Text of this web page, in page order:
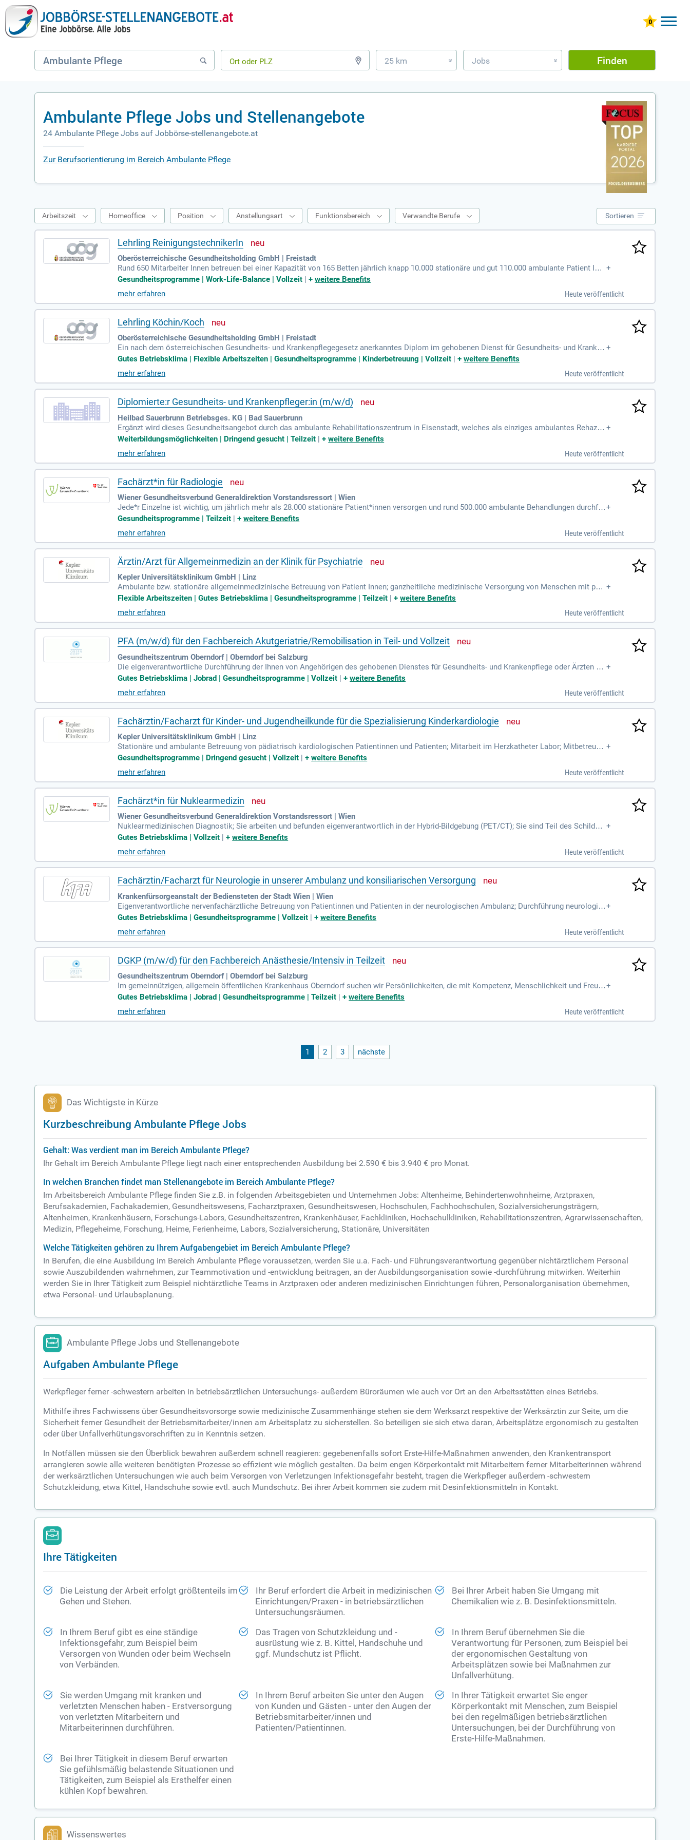
25 km » Jobs » Finden
Ambulante Pflege Jobs und Stellenangebote
24 Ambulante Pflege Jobs auf Jobbörse-stellenangebote.at
Zur Berufsorientierung im Bereich Ambulante Pflege
Arbeitszeit Homeoffice Position Anstellungsart Funktionsbereich Verwandte Berufe Sortieren
Lehrling ReinigungstechnikerIn
Oberösterreichische Gesundheitsholding GmbH | Freistadt
Rund 650 Mitarbeiter Innen betreuen bei einer Kapazität von 165 Betten jährlich knapp 10.000 stationäre und gut 110.000 ambulante Patient Inn
en. Dein Lehrberuf Reinigungstechniker? Genau deins!
+
Gesundheitsprogramme | Work-Life-Balance | Vollzeit |+weitere Benefits
mehr erfahren
Heute veröffentlicht
Lehrling Köchin/Koch
Oberösterreichische Gesundheitsholding GmbH | Freistadt
Ein nach dem österreichischen Gesundheits- und Krankenpflegegesetz anerkanntes Diplom im gehobenen Dienst für Gesundheits- und Kranken
pflege; Abgeschlossene Sonderausbildung in der Pflege im Operationsbereich (bzw. die Bereitschaft diese ehestmöglich
+
Gutes Betriebsklima | Flexible Arbeitszeiten | Gesundheitsprogramme | Kinderbetreuung | Vollzeit |+weitere Benefits
mehr erfahren
Heute veröffentlicht
Diplomierte:r Gesundheits- und Krankenpfleger:in (m/w/d)
Heilbad Sauerbrunn Betriebsges. KG | Bad Sauerbrunn
Ergänzt wird dieses Gesundheitsangebot durch das ambulante Rehabilitationszentrum in Eisenstadt, welches als einziges ambulantes Rehazen
trum im Burgenland einen wertvollen Beitrag zur Gesundheitsvorsorge in der Region leistet.
+
Weiterbildungsmöglichkeiten | Dringend gesucht | Teilzeit |+weitere Benefits
mehr erfahren
Heute veröffentlicht
Fachärzt*in für Radiologie
Wiener Gesundheitsverbund Generaldirektion Vorstandsressort | Wien
Jede*r Einzelne ist wichtig, um jährlich mehr als 28.000 stationäre Patient*innen versorgen und rund 500.000 ambulante Behandlungen durchfü
hren zu können. Jetzt Teil der Klinik Hietzing werden!
+
Gesundheitsprogramme | Teilzeit |+weitere Benefits
mehr erfahren
Heute veröffentlicht
Ärztin/Arzt für Allgemeinmedizin an der Klinik für Psychiatrie
Kepler Universitätsklinikum GmbH | Linz
Ambulante bzw. stationäre allgemeinmedizinische Betreuung von Patient Innen; ganzheitliche medizinische Versorgung von Menschen mit psy
chiatrischen Erkrankungen und Suchterkrankungen; zentrale ärztliche Ansprechperson für Patient Innen im stationären
+
Flexible Arbeitszeiten | Gutes Betriebsklima | Gesundheitsprogramme | Teilzeit |+weitere Benefits
mehr erfahren
Heute veröffentlicht
PFA (m/w/d) für den Fachbereich Akutgeriatrie/Remobilisation in Teil- und Vollzeit
Gesundheitszentrum Oberndorf | Oberndorf bei Salzburg
Die eigenverantwortliche Durchführung der Ihnen von Angehörigen des gehobenen Dienstes für Gesundheits- und Krankenpflege oder Ärzten üb
ertragenen Aufgaben der Pflegefachassistenz gemäß §83a GuKG; Selbstständiges Arbeiten in einem Team nach dem Pflegeprozess
+
Gutes Betriebsklima | Jobrad | Gesundheitsprogramme | Vollzeit |+weitere Benefits
mehr erfahren
Heute veröffentlicht
Fachärztin/Facharzt für Kinder- und Jugendheilkunde für die Spezialisierung Kinderkardiologie
Kepler Universitätsklinikum GmbH | Linz
Stationäre und ambulante Betreuung von pädiatrisch kardiologischen Patientinnen und Patienten; Mitarbeit im Herzkatheter Labor; Mitbetreuun
g von pädiatrisch kardiologischen Intensivpatientinnen und Intensivpatienten; fetale / pränatale Untersuchungen;
+
Gesundheitsprogramme | Dringend gesucht | Vollzeit |+weitere Benefits
mehr erfahren
Heute veröffentlicht
Fachärzt*in für Nuklearmedizin
Wiener Gesundheitsverbund Generaldirektion Vorstandsressort | Wien
Nuklearmedizinischen Diagnostik; Sie arbeiten und befunden eigenverantwortlich in der Hybrid-Bildgebung (PET/CT); Sie sind Teil des Schilddrü
senkompetenzzentrums und untersuchen und behandeln Patient*innen mit komplexen Schilddrüsenerkrankungen; Sie führen ambulante
+
Gutes Betriebsklima | Vollzeit |+weitere Benefits
mehr erfahren
Heute veröffentlicht
Fachärztin/Facharzt für Neurologie in unserer Ambulanz und konsiliarischen Versorgung
Krankenfürsorgeanstalt der Bediensteten der Stadt Wien | Wien
Eigenverantwortliche nervenfachärztliche Betreuung von Patientinnen und Patienten in der neurologischen Ambulanz; Durchführung neurologis
cher Untersuchungen sowie Planung, Festlegung von Diagnostik und Therapie ambulanter Versorgung; Abklärung und Behandlung
+
Gutes Betriebsklima | Gesundheitsprogramme | Vollzeit |+weitere Benefits
mehr erfahren
Heute veröffentlicht
DGKP (m/w/d) für den Fachbereich Anästhesie/Intensiv in Teilzeit
Gesundheitszentrum Oberndorf | Oberndorf bei Salzburg
Im gemeinnützigen, allgemein öffentlichen Krankenhaus Oberndorf suchen wir Persönlichkeiten, die mit Kompetenz, Menschlichkeit und Freud
e die stationäre und ambulante Versorgung in der Region Flachgau Nord sicherstellen.
+
Gutes Betriebsklima | Jobrad | Gesundheitsprogramme | Teilzeit |+weitere Benefits
mehr erfahren
Heute veröffentlicht
1 2 3 nächste
Das Wichtigste in Kürze
Kurzbeschreibung Ambulante Pflege Jobs
Gehalt: Was verdient man im Bereich Ambulante Pflege?
Ihr Gehalt im Bereich Ambulante Pflege liegt nach einer entsprechenden Ausbildung bei 2.590 € bis 3.940 € pro Monat.
In welchen Branchen findet man Stellenangebote im Bereich Ambulante Pflege?
Im Arbeitsbereich Ambulante Pflege finden Sie z.B. in folgenden Arbeitsgebieten und Unternehmen Jobs: Altenheime, Behindertenwohnheime, Arztpraxen,
Berufsakademien, Fachakademien, Gesundheitswesens, Facharztpraxen, Gesundheitswesen, Hochschulen, Fachhochschulen, Sozialversicherungsträgern,
Altenheimen, Krankenhäusern, Forschungs-Labors, Gesundheitszentren, Krankenhäuser, Fachkliniken, Hochschulkliniken, Rehabilitationszentren, Agrarwissenschaften,
Medizin, Pflegeheime, Forschung, Heime, Ferienheime, Labors, Sozialversicherung, Stationäre, Universitäten
Welche Tätigkeiten gehören zu Ihrem Aufgabengebiet im Bereich Ambulante Pflege?
In Berufen, die eine Ausbildung im Bereich Ambulante Pflege voraussetzen, werden Sie u.a. Fach- und Führungsverantwortung gegenüber nichtärztlichem Personal
sowie Auszubildenden wahrnehmen, zur Teammotivation und -entwicklung beitragen, an der Ausbildungsorganisation sowie -durchführung mitwirken. Weiterhin
werden Sie in Ihrer Tätigkeit zum Beispiel nichtärztliche Teams in Arztpraxen oder anderen medizinischen Einrichtungen führen, Personalorganisation übernehmen,
etwa Personal- und Urlaubsplanung.
Ambulante Pflege Jobs und Stellenangebote
Aufgaben Ambulante Pflege
Werkpfleger ferner -schwestern arbeiten in betriebsärztlichen Untersuchungs- außerdem Büroräumen wie auch vor Ort an den Arbeitsstätten eines Betriebs.
Mithilfe ihres Fachwissens über Gesundheitsvorsorge sowie medizinische Zusammenhänge stehen sie dem Werksarzt respektive der Werksärztin zur Seite, um die
Sicherheit ferner Gesundheit der Betriebsmitarbeiter/innen am Arbeitsplatz zu sicherstellen. So beteiligen sie sich etwa daran, Arbeitsplätze ergonomisch zu gestalten
oder über Unfallverhütungsvorschriften zu in Kenntnis setzen.
In Notfällen müssen sie den Überblick bewahren außerdem schnell reagieren: gegebenenfalls sofort Erste-Hilfe-Maßnahmen anwenden, den Krankentransport
arrangieren sowie alle weiteren benötigten Prozesse so effizient wie möglich gestalten. Da beim engen Körperkontakt mit Mitarbeitern ferner Mitarbeiterinnen während
der werksärztlichen Untersuchungen wie auch beim Versorgen von Verletzungen Infektionsgefahr besteht, tragen die Werkpfleger außerdem -schwestern
Schutzkleidung, etwa Kittel, Handschuhe sowie evtl. auch Mundschutz. Bei ihrer Arbeit kommen sie zudem mit Desinfektionsmitteln in Kontakt.
Ihre Tätigkeiten
Die Leistung der Arbeit erfolgt größtenteils im
Gehen und Stehen.
Ihr Beruf erfordert die Arbeit in medizinischen
Einrichtungen/Praxen - in betriebsärztlichen
Untersuchungsräumen.
Bei Ihrer Arbeit haben Sie Umgang mit
Chemikalien wie z. B. Desinfektionsmitteln.
In Ihrem Beruf gibt es eine ständige
Infektionsgefahr, zum Beispiel beim
Versorgen von Wunden oder beim Wechseln
von Verbänden.
Das Tragen von Schutzkleidung und -
ausrüstung wie z. B. Kittel, Handschuhe und
ggf. Mundschutz ist Pflicht.
In Ihrem Beruf übernehmen Sie die
Verantwortung für Personen, zum Beispiel bei
der ergonomischen Gestaltung von
Arbeitsplätzen sowie bei Maßnahmen zur
Unfallverhütung.
Sie werden Umgang mit kranken und
verletzten Menschen haben - Erstversorgung
von verletzten Mitarbeitern und
Mitarbeiterinnen durchführen.
In Ihrem Beruf arbeiten Sie unter den Augen
von Kunden und Gästen - unter den Augen der
Betriebsmitarbeiter/innen und
Patienten/Patientinnen.
In Ihrer Tätigkeit erwartet Sie enger
Körperkontakt mit Menschen, zum Beispiel
bei den regelmäßigen betriebsärztlichen
Untersuchungen, bei der Durchführung von
Erste-Hilfe-Maßnahmen.
Bei Ihrer Tätigkeit in diesem Beruf erwarten
Sie gefühlsmäßig belastende Situationen und
Tätigkeiten, zum Beispiel als Ersthelfer einen
kühlen Kopf bewahren.
Wissenswertes